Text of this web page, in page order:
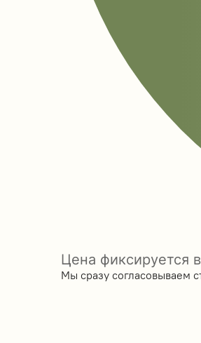
Цена фиксируется
Мы сразу согласовываем